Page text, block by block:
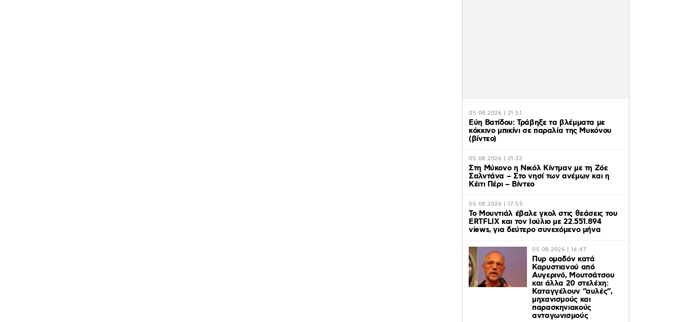
05.08.2026 | 21:51
Εύη Βατίδου: Τράβηξε τα βλέμματα με
κόκκινο μπικίνι σε παραλία της Μυκόνου
(βίντεο)
05.08.2026 | 21:32
Στη Μύκονο η Νικόλ Κίντμαν με τη Ζόε
Σαλντάνα – Στο νησί των ανέμων και η
Κέιτι Πέρι – Βίντεο
05.08.2026 | 17:55
Το Μουντιάλ έβαλε γκολ στις θεάσεις του
ERTFLIX και τον Ιούλιο με 22.551.894
views, για δεύτερο συνεχόμενο μήνα
05.08.2026 | 16:47
Πυρ ομαδόν κατά
Καρυστιανού από
Αυγερινό, Μουτσάτσου
και άλλα 20 στελέχη:
Καταγγέλουν “αυλές”,
μηχανισμούς και
παρασκηνιακούς
ανταγωνισμούς